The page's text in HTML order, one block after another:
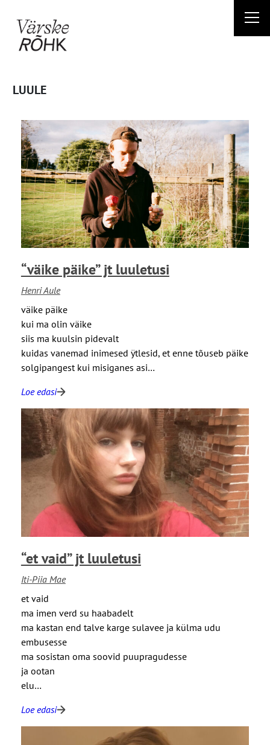
sisu
juurde
LUULE
“väike päike” jt luuletusi
Henri Aule
väike päike
kui ma olin väike
siis ma kuulsin pidevalt
kuidas vanemad inimesed ÿtlesid, et enne tõuseb päike
solgipangest kui misiganes asi…
Loe edasi
:
“
ä
i
k
e
j
t
l
u
u
l
e
t
s
“et vaid” jt luuletusi
Iti-Piia Mae
et vaid
ma imen verd su haabadelt
ma kastan end talve karge sulavee ja külma udu
embusesse
ma sosistan oma soovid puupragudesse
ja ootan
elu…
Loe edasi
:
“